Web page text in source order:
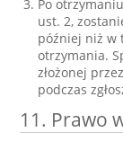
Po
ust. 2,
później niż w
otrzymania.
złożonej
podczas
11. Prawo